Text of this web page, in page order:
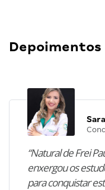
Depoimentos
“Natural de Frei
enxergou os
para conquistar